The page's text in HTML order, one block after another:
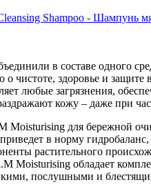
Shampoo - Шампунь
в составе одного
о чистоте, здоровье и
любые загрязнения,
кожу – даже при
Moisturising для бережной
в норму
растительного
Moisturising обладает
послушными и